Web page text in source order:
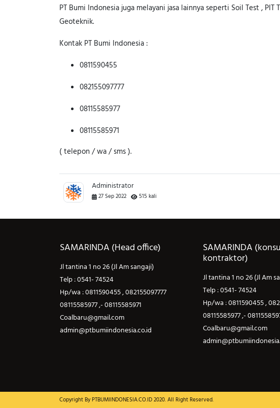
PT Bumi Indonesia juga melayani jasa lainnya seperti Soil Test ,
Geoteknik.
Kontak PT Bumi Indonesia :
0811590455
082155097777
08115585977
08115585971
( telepon / wa / sms ).
Administrator
27 Sep 2022 515 kali
SAMARINDA (Head office)
Jl tantina 1 no 26 (Jl Am sangaji)
Telp : 0541- 74524
Hp/wa : 0811590455 , 082155097777
08115585977 ,- 08115585971
Coalbaru@gmail.com
admin@ptbumiindonesia.co.id
SAMARINDA
kontraktor)
Jl tantina 1 no 26 (Jl Am
Telp : 0541- 74524
Hp/wa : 0811590455 ,
08115585977 ,-
Coalbaru@gmail.com
Copyright ByPTBUMIINDONESIA.CO.ID2020. All Right Reserved.